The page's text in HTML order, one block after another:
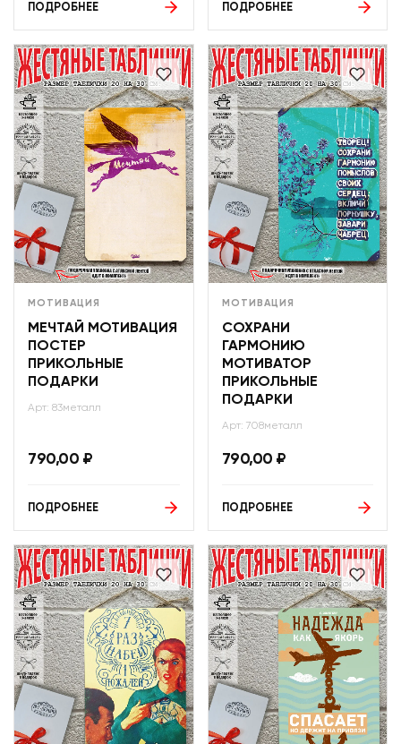
ПОДРОБНЕЕ ПОДРОБНЕЕ
МОТИВАЦИЯ
МЕЧТАЙ МОТИВАЦИЯ
ПОСТЕР
ПРИКОЛЬНЫЕ
ПОДАРКИ
Арт: 83металл
790,00 ₽
ПОДРОБНЕЕ
МОТИВАЦИЯ
СОХРАНИ
ГАРМОНИЮ
МОТИВАТОР
ПРИКОЛЬНЫЕ
ПОДАРКИ
Арт: 708металл
790,00 ₽
ПОДРОБНЕЕ